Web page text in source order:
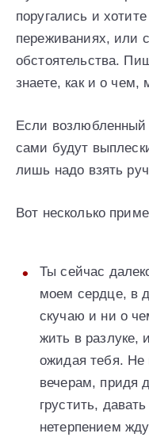
поругались и
переживаниях, или
обстоятельства.
знаете, как и о чем,
Если возлюбленный
сами будут
лишь надо взять
Вот несколько
Ты сейчас
моем сердце, в
скучаю и ни о
жить в разлуке,
ожидая тебя. Не
вечерам, придя
грустить,
нетерпением